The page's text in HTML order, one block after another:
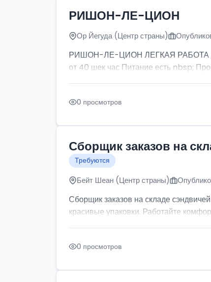
РИШОН-ЛЕ-ЦИОН
Ор Йегуда (Центр страны)
РИШОН-ЛЕ-ЦИОН ЛЕГКАЯ РАБОТА
от 40 шек час Питание есть nbsp;
0 просмотров
Сборщик заказов на
Требуются
Бейт Шеан (Центр страны)
Сборщик заказов на складе
красивые упаковки. Работайте
0 просмотров